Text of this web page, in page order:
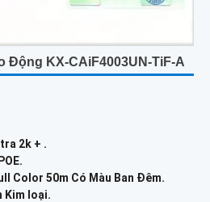
Động KX-CAiF4003UN-TiF-A
2k + .
Color 50m Có Màu Ban Ðêm.
Kim loại.